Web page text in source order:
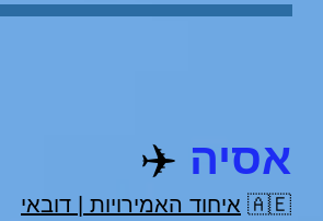
אסיה ✈️
🇦🇪 איחוד האמירויות | דובאי